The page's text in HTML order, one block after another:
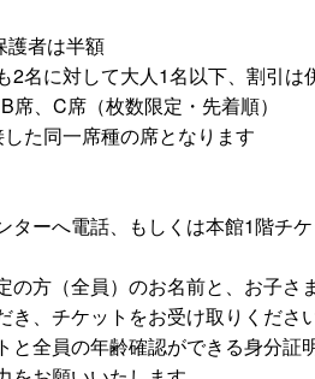
護者は半額
2名に対して大人1名以下、割引は
、C席（枚数限定・先着順）
た同一席種の席となります
ーへ電話、もしくは本館1階チ
方（全員）のお名前と、お子さ
、チケットをお受け取りくださ
全員の年齢確認ができる身分証